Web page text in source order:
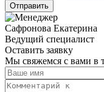
Отправить
Сафронова Екатерина
Ведущий специалист
Оставить заявку
Мы свяжемся с вами в